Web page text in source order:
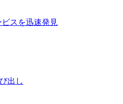
スを迅速発見
出し